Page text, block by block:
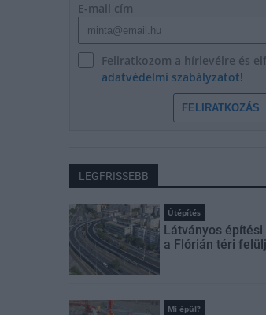
E-mail cím
Feliratkozom a hírlevélre és
adatvédelmi szabályzatot!
FELIRATKOZÁS
LEGFRISSEBB
Útépítés
Látványos
a Flórián téri
Mi épül?